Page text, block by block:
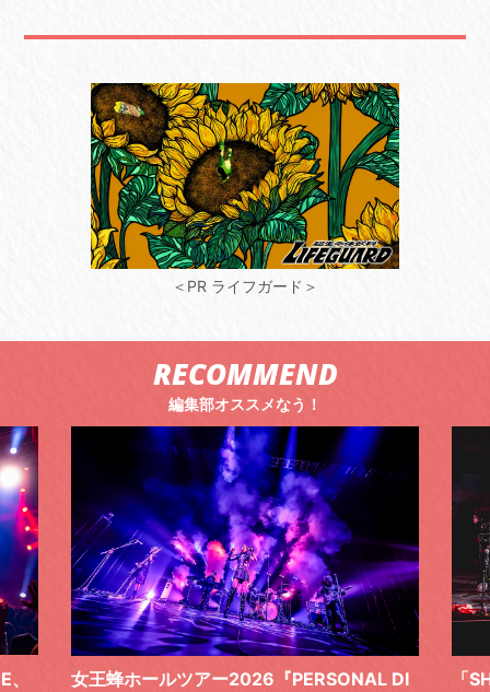
＜PR ライフガード＞
RECOMMEND
編集部オススメなう！
「SHISHAMOでした!!!」ロックバンドとし